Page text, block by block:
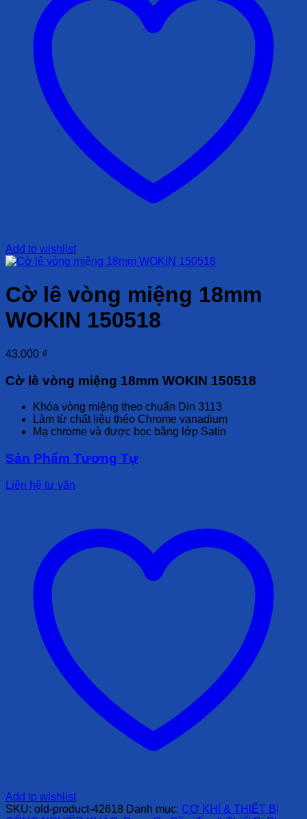
Add to wishlist
Cờ lê vòng miệng 18mm
WOKIN 150518
43.000 ₫
Cờ lê vòng miệng 18mm WOKIN 150518
Khóa vòng miệng theo chuẩn Din 3113
Làm từ chất liệu théo Chrome vanadium
Mạ chrome và được bọc bằng lớp Satin
Sản Phẩm Tương Tự
Liên hệ tư vấn
Add to wishlist
SKU: old-product-42618 Danh mục: CƠ KHÍ & THIẾT BỊ